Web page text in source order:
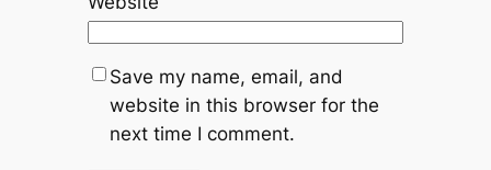
Save my name, email, and
website in this browser for the
next time I comment.